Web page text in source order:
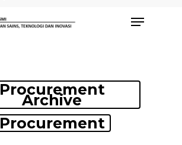
Menu
Procurement
Archive
Procurement